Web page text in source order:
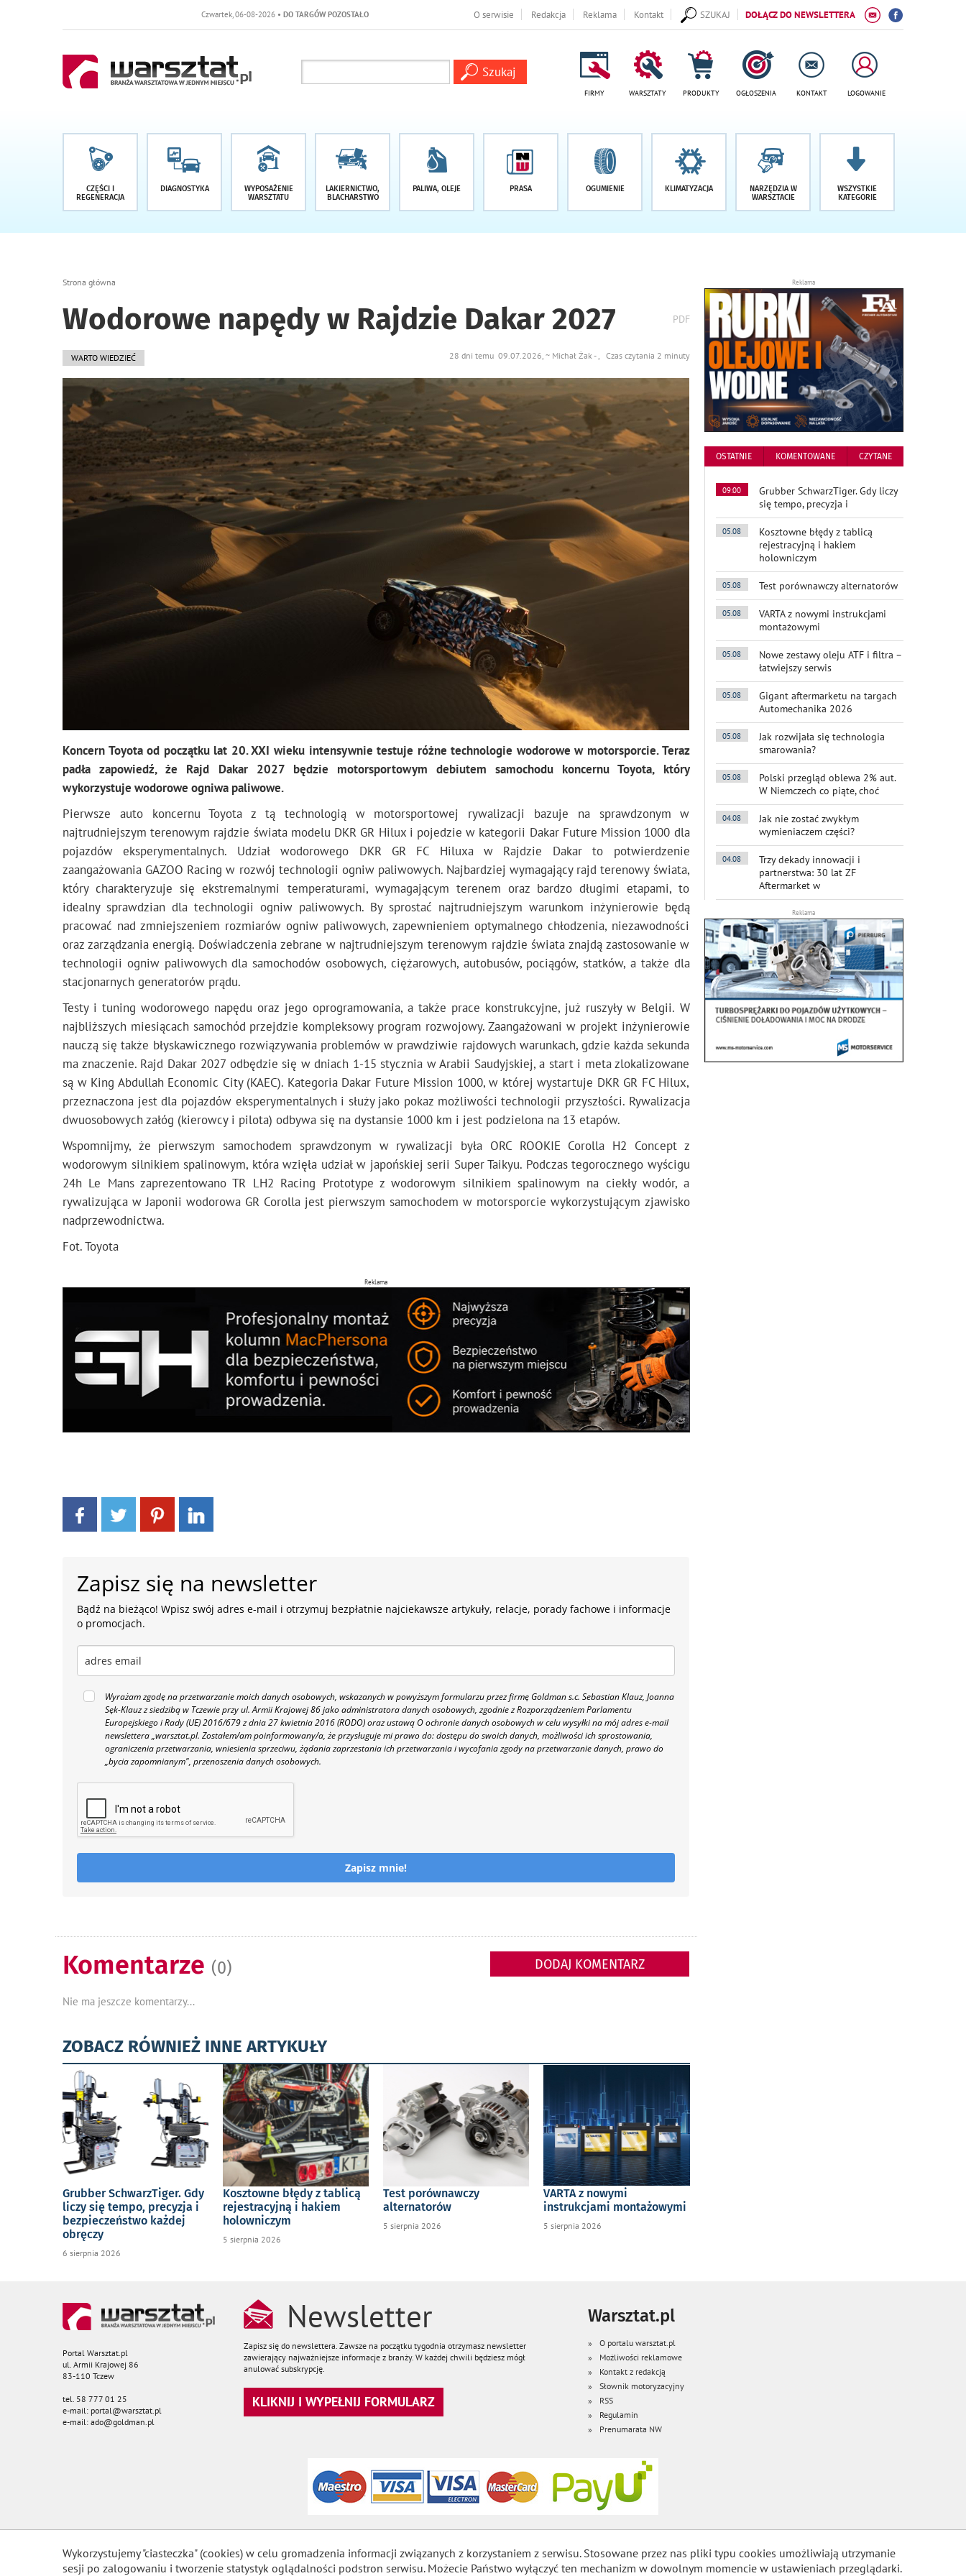
Czwartek, 06-08-2026• DO TARGÓW POZOSTAŁO -1 DNI O serwisie Redakcja Reklama Kontakt DOŁĄCZ DO NEWSLETTERA
SZUKAJ
FIRMY WARSZTATY PRODUKTY OGŁOSZENIA KONTAKT LOGOWANIE
CZĘŚCI I
REGENERACJA
DIAGNOSTYKA
WYPOSAŻENIE
WARSZTATU
LAKIERNICTWO,
BLACHARSTWO
PALIWA, OLEJE PRASA OGUMIENIE KLIMATYZACJA
NARZĘDZIA W
WARSZTACIE
WSZYSTKIE
KATEGORIE
Strona główna
Wodorowe napędy w Rajdzie Dakar 2027
wydrukuj
podstronę
PDF
WARTO WIEDZIEĆ 28 dni temu 09.07.2026, ~ Michał Żak - , Czas czytania 2 minuty
Koncern Toyota od początku lat 20. XXI wieku intensywnie testuje różne technologie wodorowe w motorsporcie. Teraz
padła zapowiedź, że Rajd Dakar 2027 będzie motorsportowym debiutem samochodu koncernu Toyota, który
wykorzystuje wodorowe ogniwa paliwowe.
Pierwsze auto koncernu Toyota z tą technologią w motorsportowej rywalizacji bazuje na sprawdzonym w
najtrudniejszym terenowym rajdzie świata modelu DKR GR Hilux i pojedzie w kategorii Dakar Future Mission 1000 dla
pojazdów eksperymentalnych. Udział wodorowego DKR GR FC Hiluxa w Rajdzie Dakar to potwierdzenie
zaangażowania GAZOO Racing w rozwój technologii ogniw paliwowych. Najbardziej wymagający rajd terenowy świata,
który charakteryzuje się ekstremalnymi temperaturami, wymagającym terenem oraz bardzo długimi etapami, to
idealny sprawdzian dla technologii ogniw paliwowych. By sprostać najtrudniejszym warunkom inżynierowie będą
pracować nad zmniejszeniem rozmiarów ogniw paliwowych, zapewnieniem optymalnego chłodzenia, niezawodności
oraz zarządzania energią. Doświadczenia zebrane w najtrudniejszym terenowym rajdzie świata znajdą zastosowanie w
technologii ogniw paliwowych dla samochodów osobowych, ciężarowych, autobusów, pociągów, statków, a także dla
stacjonarnych generatorów prądu.
Testy i tuning wodorowego napędu oraz jego oprogramowania, a także prace konstrukcyjne, już ruszyły w Belgii. W
najbliższych miesiącach samochód przejdzie kompleksowy program rozwojowy. Zaangażowani w projekt inżynierowie
nauczą się także błyskawicznego rozwiązywania problemów w prawdziwie rajdowych warunkach, gdzie każda sekunda
ma znaczenie. Rajd Dakar 2027 odbędzie się w dniach 1-15 stycznia w Arabii Saudyjskiej, a start i meta zlokalizowane
są w King Abdullah Economic City (KAEC). Kategoria Dakar Future Mission 1000, w której wystartuje DKR GR FC Hilux,
przeznaczona jest dla pojazdów eksperymentalnych i służy jako pokaz możliwości technologii przyszłości. Rywalizacja
dwuosobowych załóg (kierowcy i pilota) odbywa się na dystansie 1000 km i jest podzielona na 13 etapów.
Wspomnijmy, że pierwszym samochodem sprawdzonym w rywalizacji była ORC ROOKIE Corolla H2 Concept z
wodorowym silnikiem spalinowym, która wzięła udział w japońskiej serii Super Taikyu. Podczas tegorocznego wyścigu
24h Le Mans zaprezentowano TR LH2 Racing Prototype z wodorowym silnikiem spalinowym na ciekły wodór, a
rywalizująca w Japonii wodorowa GR Corolla jest pierwszym samochodem w motorsporcie wykorzystującym zjawisko
nadprzewodnictwa.
Fot. Toyota
Reklama
Zapisz się na newsletter
Bądź na bieżąco! Wpisz swój adres e-mail i otrzymuj bezpłatnie najciekawsze artykuły, relacje, porady fachowe i informacje
o promocjach.
Wyrażam zgodę na przetwarzanie moich danych osobowych, wskazanych w powyższym formularzu przez firmę Goldman s.c. Sebastian Klauz, Joanna
Sęk-Klauz z siedzibą w Tczewie przy ul. Armii Krajowej 86 jako administratora danych osobowych, zgodnie z Rozporządzeniem Parlamentu
Europejskiego i Rady (UE) 2016/679 z dnia 27 kwietnia 2016 (RODO) oraz ustawą O ochronie danych osobowych w celu wysyłki na mój adres e-mail
newslettera „warsztat.pl. Zostałem/am poinformowany/a, że przysługuje mi prawo do: dostępu do swoich danych, możliwości ich sprostowania,
ograniczenia przetwarzania, wniesienia sprzeciwu, żądania zaprzestania ich przetwarzania i wycofania zgody na przetwarzanie danych, prawo do
„bycia zapomnianym", przenoszenia danych osobowych.
Zapisz mnie!
Komentarze (0) DODAJ KOMENTARZ
Nie ma jeszcze komentarzy...
ZOBACZ RÓWNIEŻ INNE ARTYKUŁY
Grubber SchwarzTiger. Gdy
liczy się tempo, precyzja i
bezpieczeństwo każdej
obręczy
6 sierpnia 2026
Kosztowne błędy z tablicą
rejestracyjną i hakiem
holowniczym
5 sierpnia 2026
Test porównawczy
alternatorów
5 sierpnia 2026
VARTA z nowymi
instrukcjami montażowymi
5 sierpnia 2026
Reklama
OSTATNIE KOMENTOWANE CZYTANE
09:00
Grubber SchwarzTiger. Gdy liczy
się tempo, precyzja i
05.08
Kosztowne błędy z tablicą
rejestracyjną i hakiem
holowniczym
05.08 Test porównawczy alternatorów
05.08
VARTA z nowymi instrukcjami
montażowymi
05.08
Nowe zestawy oleju ATF i filtra –
łatwiejszy serwis
05.08
Gigant aftermarketu na targach
Automechanika 2026
05.08
Jak rozwijała się technologia
smarowania?
05.08
Polski przegląd oblewa 2% aut.
W Niemczech co piąte, choć
04.08
Jak nie zostać zwykłym
wymieniaczem części?
04.08
Trzy dekady innowacji i
partnerstwa: 30 lat ZF
Aftermarket w
Reklama
Portal Warsztat.pl
ul. Armii Krajowej 86
83-110 Tczew
tel. 58 777 01 25
e-mail: portal@warsztat.pl
e-mail: ado@goldman.pl
Newsletter
Zapisz się do newslettera. Zawsze na początku tygodnia otrzymasz newsletter
zawierający najważniejsze informacje z branży. W każdej chwili będziesz mógł
anulować subskrypcję.
KLIKNIJ I WYPEŁNIJ FORMULARZ
Warsztat.pl
O portalu warsztat.pl
Możliwości reklamowe
Kontakt z redakcją
Słownik motoryzacyjny
RSS
Regulamin
Prenumarata NW
Wykorzystujemy "ciasteczka" (cookies) w celu gromadzenia informacji związanych z korzystaniem z serwisu. Stosowane przez nas pliki typu cookies umożliwiają utrzymanie
sesji po zalogowaniu i tworzenie statystyk oglądalności podstron serwisu. Możecie Państwo wyłączyć ten mechanizm w dowolnym momencie w ustawieniach przeglądarki.